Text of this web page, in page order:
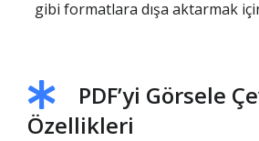
gibi formatlara dışa aktarmak
PDF’yi Görsele
Özellikleri